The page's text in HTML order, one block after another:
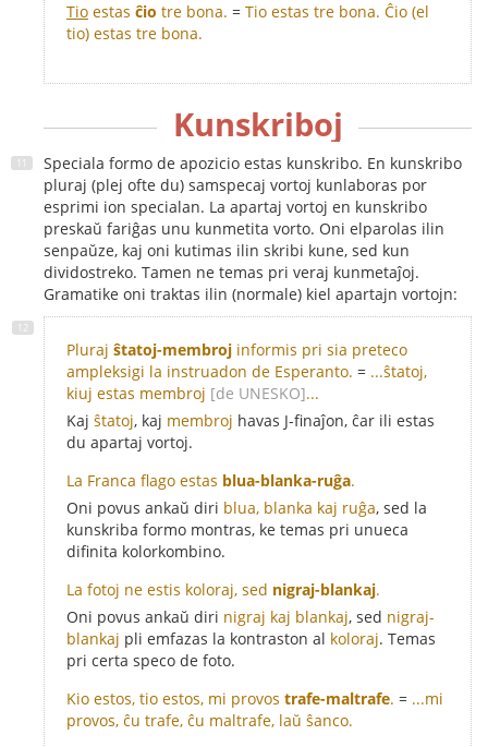
Tio estas ĉio tre bona. = Tio estas tre bona. Ĉio (el
tio) estas tre bona.
Kunskriboj
Speciala formo de apozicio estas kunskribo. En kunskribo
pluraj (plej ofte du) samspecaj vortoj kunlaboras por
esprimi ion specialan. La apartaj vortoj en kunskribo
preskaŭ fariĝas unu kunmetita vorto. Oni elparolas ilin
senpaŭze, kaj oni kutimas ilin skribi kune, sed kun
dividostreko. Tamen ne temas pri veraj kunmetaĵoj.
Gramatike oni traktas ilin (normale) kiel apartajn vortojn:
Pluraj ŝtatoj-membroj informis pri sia preteco
ampleksigi la instruadon de Esperanto. = ...ŝtatoj,
kiuj estas membroj [de UNESKO]...
Kaj ŝtatoj, kaj membroj havas J-finaĵon, ĉar ili estas
du apartaj vortoj.
La Franca flago estas blua-blanka-ruĝa.
Oni povus ankaŭ diri blua, blanka kaj ruĝa, sed la
kunskriba formo montras, ke temas pri unueca
difinita kolorkombino.
La fotoj ne estis koloraj, sed nigraj-blankaj.
Oni povus ankaŭ diri nigraj kaj blankaj, sed nigraj-
blankaj pli emfazas la kontraston al koloraj. Temas
pri certa speco de foto.
Kio estos, tio estos, mi provos trafe-maltrafe. = ...mi
provos, ĉu trafe, ĉu maltrafe, laŭ ŝanco.